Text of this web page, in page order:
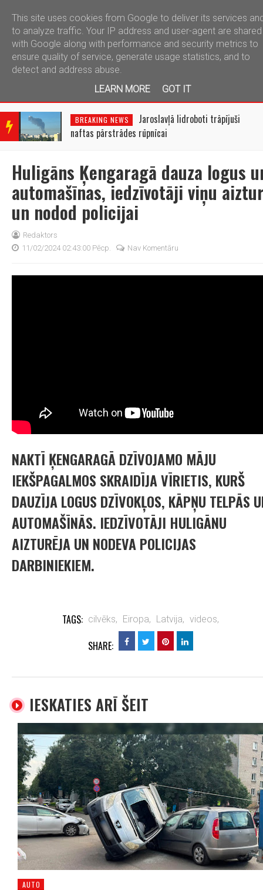
telegram
BRE
AKIN
NEW
BREAKING NEWS
Jaroslavļā lidroboti trāpījuši
naftas pārstrādes rūpnīcai
Huligāns Ķengaragā dauza logus
automašīnas, iedzīvotāji viņu
un nodod policijai
Redaktors
11/02/2024 02:43:00 Pēcp.
Nav Komentāru
NAKTĪ ĶENGARAGĀ DZĪVOJAMO MĀJU
IEKŠPAGALMOS SKRAIDĪJA VĪRIETIS, KURŠ
DAUZĪJA LOGUS DZĪVOKĻOS, KĀPŅU TELPĀS
AUTOMAŠĪNĀS. IEDZĪVOTĀJI HULIGĀNU
AIZTURĒJA UN NODEVA POLICIJAS
DARBINIEKIEM.
TAGS: cilvēks, Eiropa, Latvija, videos,
SHARE:
IESKATIES ARĪ ŠEIT
AUTO
This site uses cookies from Google to deliver its services
to analyze traffic. Your IP address and user-agent are shared
with Google along with performance and security metrics to
ensure quality of service, generate usage statistics, and to
detect and address abuse.
LEARN MORE
GOT IT